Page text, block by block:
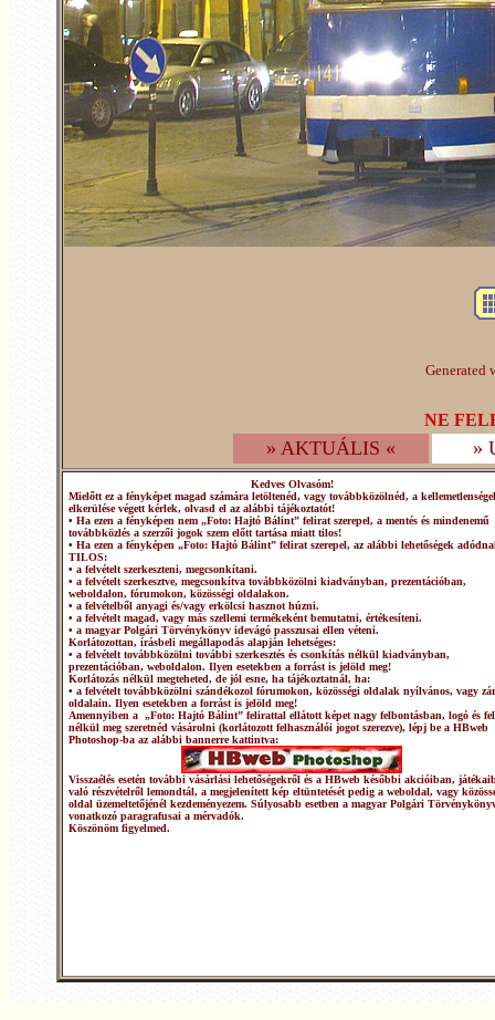
Generated
NE
» AKTUÁLIS « »
Kedves Olvasóm!
Mielőtt ez a fényképet magad számára letöltenéd, vagy továbbközölnéd, a
elkerülése végett kérlek, olvasd el az alábbi tájékoztatót!
• Ha ezen a fényképen nem „Foto: Hajtó Bálint” felirat szerepel, a mentés és mindenemű
továbbközlés a szerzői jogok szem előtt tartása miatt tilos!
• Ha ezen a fényképen „Foto: Hajtó Bálint” felirat szerepel, az alábbi lehetőségek
TILOS:
• a felvételt szerkeszteni, megcsonkítani.
• a felvételt szerkesztve, megcsonkítva továbbközölni kiadványban, prezentációban,
weboldalon, fórumokon, közösségi oldalakon.
• a felvételből anyagi és/vagy erkölcsi hasznot húzni.
• a felvételt magad, vagy más szellemi termékeként bemutatni, értékesíteni.
• a magyar Polgári Törvénykönyv idevágó passzusai ellen véteni.
Korlátozottan, írásbeli megállapodás alapján lehetséges:
• a felvételt továbbközölni további szerkesztés és csonkítás nélkül kiadványban,
prezentációban, weboldalon. Ilyen esetekben a forrást is jelöld meg!
Korlátozás nélkül megteheted, de jól esne, ha tájékoztatnál, ha:
• a felvételt továbbközölni szándékozol fórumokon, közösségi oldalak nyílvános, vagy
oldalain. Ilyen esetekben a forrást is jelöld meg!
Amennyiben a „Foto: Hajtó Bálint” felirattal ellátott képet nagy felbontásban, logó és
nélkül meg szeretnéd vásárolni (korlátozott felhasználói jogot szerezve), lépj be a HBweb
Photoshop-ba az alábbi bannerre kattintva:
Visszaélés esetén további vásárlási lehetőségekről és a HBweb későbbi akcióiban,
való részvételről lemondtál, a megjelenített kép eltüntetését pedig a weboldal, vagy
oldal üzemeltetőjénél kezdeményezem. Súlyosabb esetben a magyar Polgári
vonatkozó paragrafusai a mérvadók.
Köszönöm figyelmed.